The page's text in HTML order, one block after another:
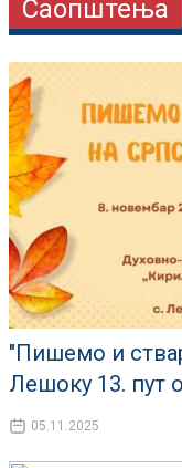
Саопштења
"Пишемо и
Лешоку 13. пут
05.11.2025